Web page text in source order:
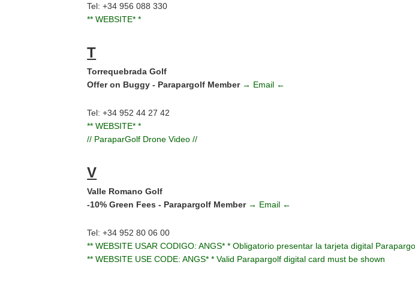
Tel: +34 956 088 330
** WEBSITE* *
T
Torrequebrada Golf
Offer on Buggy - Parapargolf Member → Email ←
Tel: +34 952 44 27 42
** WEBSITE* *
// ParaparGolf Drone Video //
V
Valle Romano Golf
-10% Green Fees - Parapargolf Member → Email ←
Tel: +34 952 80 06 00
** WEBSITE USAR CODIGO: ANGS* * Obligatorio presentar la tarjeta digital
** WEBSITE USE CODE: ANGS* * Valid Parapargolf digital card must be shown